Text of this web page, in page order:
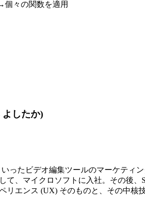
個々の関数を適用
よしたか)
ったビデオ編集ツールのマーケティ
て、マイクロソフトに入社。その後
エンス (UX) そのものと、その中核